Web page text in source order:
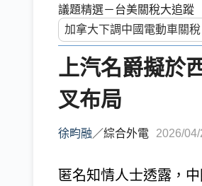
議題精選－台美關稅大追蹤
上汽名爵擬
叉布局
徐畇融 ／綜合外電 2026/04/
匿名知情人士透露，